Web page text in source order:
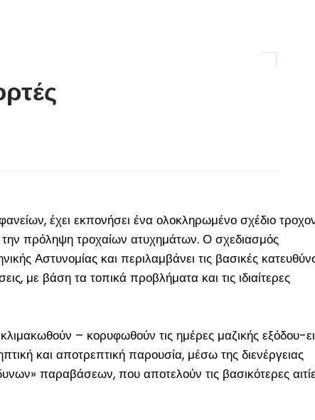
έχει εκπονήσει ένα ολοκληρωμένο σχέδιο
πρόληψη τροχαίων ατυχημάτων. Ο σχεδιασμός
Αστυνομίας και περιλαμβάνει τις βασικές
με βάση τα τοπικά προβλήματα και τις ιδιαίτερες
– κορυφωθούν τις ημέρες μαζικής εξόδου-
και αποτρεπτική παρουσία, μέσω της διενέργειας
παραβάσεων, που αποτελούν τις βασικότερες